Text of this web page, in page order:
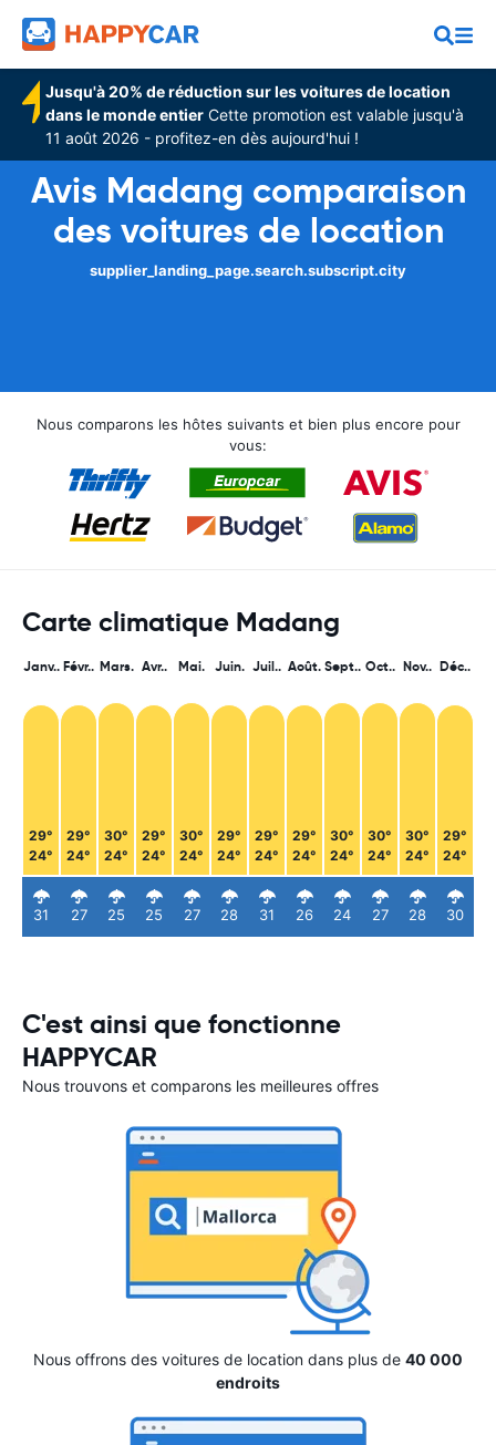
Jusqu'à 20% de réduction sur les voitures de location
dans le monde entier Cette promotion est valable jusqu'à
11 août 2026 - profitez-en dès aujourd'hui !
Avis Madang comparaison
des voitures de location
supplier_landing_page.search.subscript.city
Nous comparons les hôtes suivants et bien plus encore pour
vous:
Carte climatique Madang
Janv..
29°
24°
31
Févr..
29°
24°
27
Mars.
30°
24°
25
Avr..
29°
24°
25
Mai.
30°
24°
27
Juin.
29°
24°
28
Juil..
29°
24°
31
Août.
29°
24°
26
Sept..
30°
24°
24
Oct..
30°
24°
27
Nov..
30°
24°
28
Déc..
29°
24°
30
C'est ainsi que fonctionne
HAPPYCAR
Nous trouvons et comparons les meilleures offres
Nous offrons des voitures de location dans plus de 40 000
endroits